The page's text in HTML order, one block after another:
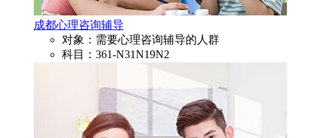
成都心理咨询辅导
对象：需要心理咨询辅导的人群
科目：361-N31N19N2